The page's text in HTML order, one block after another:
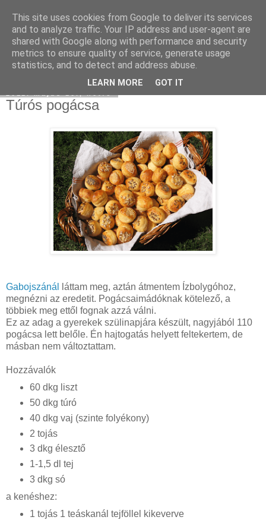
Moha Konyha
Túrós pogácsa
Gabojszánál
láttam meg, aztán átmentem Ízbolygóhoz,
megnézni az eredetit. Pogácsaimádóknak kötelező, a
többiek meg ettől fognak azzá válni.
Ez az adag a gyerekek szülinapjára készült, nagyjából 110
pogácsa lett belőle. Én hajtogatás helyett feltekertem, de
másban nem változtattam.
Hozzávalók
60 dkg liszt
50 dkg túró
40 dkg vaj (szinte folyékony)
2 tojás
3 dkg élesztő
1-1,5 dl tej
3 dkg só
a kenéshez:
1 tojás 1 teáskanál tejföllel kikeverve
This site uses cookies from Google to deliver its services
and to analyze traffic. Your IP address and user-agent are
shared with Google along with performance and security
metrics to ensure quality of service, generate usage
statistics, and to detect and address abuse.
LEARN MORE GOT IT